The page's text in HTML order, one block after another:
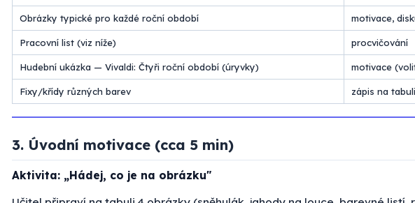
Obrázky typické pro každé roční období motivace,
Pracovní list (viz níže) procvičování
Hudební ukázka — Vivaldi: Čtyři roční období (úryvky) motivace
Fixy/křídy různých barev zápis na tabuli
3. Úvodní motivace (cca 5 min)
Aktivita: „Hádej, co je na obrázku"